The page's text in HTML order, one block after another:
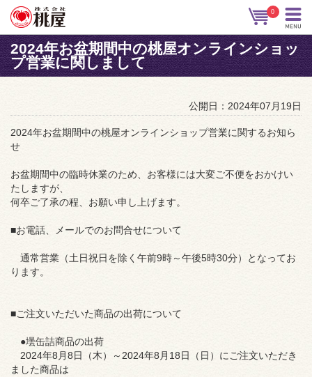
0
2024年お盆期間中の桃屋オンラインショッ
プ営業に関しまして
公開日：2024年07月19日
2024年お盆期間中の桃屋オンラインショップ営業に関するお知ら
せ
お盆期間中の臨時休業のため、お客様には大変ご不便をおかけい
たしますが、
何卒ご了承の程、お願い申し上げます。
■お電話、メールでのお問合せについて
通常営業（土日祝日を除く午前9時～午後5時30分）となってお
ります。
■ご注文いただいた商品の出荷について
●壜缶詰商品の出荷
2024年8月8日（木）～2024年8月18日（日）にご注文いただき
ました商品は